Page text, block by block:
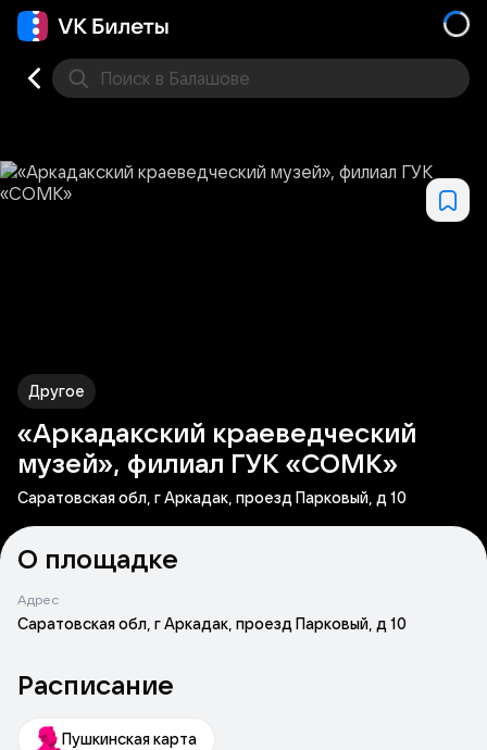
Поиск в Балашове
Другое
«Аркадакский краеведческий
музей», филиал ГУК «СОМК»
Саратовская обл, г Аркадак, проезд Парковый, д 10
О площадке
Адрес
Саратовская обл, г Аркадак, проезд Парковый, д 10
Расписание
Пушкинская карта